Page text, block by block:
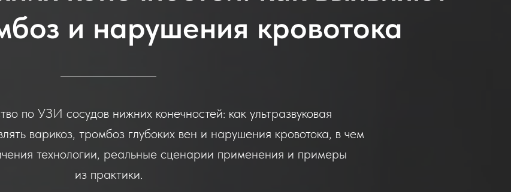
и нарушения кровотока
по УЗИ сосудов нижних конечностей: как ультразвуковая
варикоз, тромбоз глубоких вен и нарушения кровотока, в чем
технологии, реальные сценарии применения и примеры
из практики.